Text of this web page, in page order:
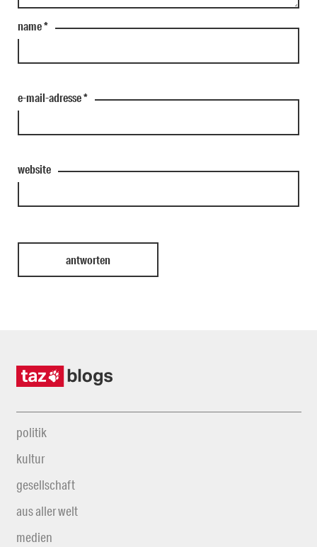
name*
e-mail-adresse*
website
politik
kultur
gesellschaft
aus aller welt
medien